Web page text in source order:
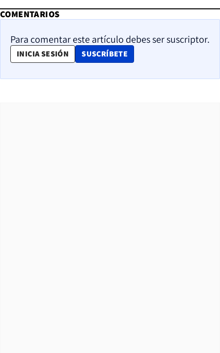
COMENTARIOS
Para comentar este artículo debes ser suscriptor.
INICIA SESIÓN SUSCRÍBETE
OPENS IN NEW WINDOW